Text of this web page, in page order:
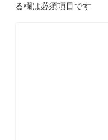
る欄は必須項目です